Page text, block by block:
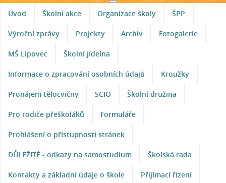
Úvod Školní akce Organizace školy ŠPP
Výroční zprávy Projekty Archiv Fotogalerie
MŠ Lipovec Školní jídelna
Informace o zpracování osobních údajů Kroužky
Pronájem tělocvičny SCIO Školní družina
Pro rodiče přeškoláků Formuláře
Prohlášení o přístupnosti stránek
DŮLEŽITÉ - odkazy na samostudium Školská rada
Kontakty a základní údaje o škole Přijímací řízení